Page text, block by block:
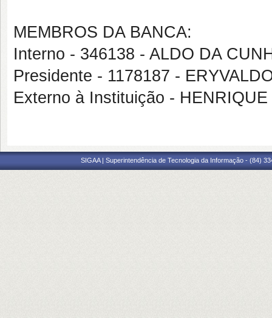
MEMBROS DA BANCA:
Interno - 346138 - ALDO DA
Presidente - 1178187 -
Externo à Instituição -
SIGAA | Superintendência de Tecnologia da Informação - (84)